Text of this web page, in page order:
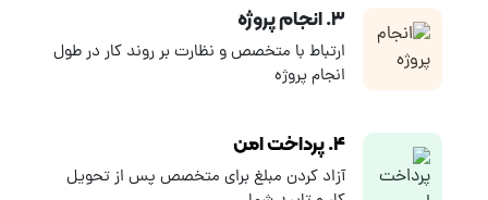
۳. انجام پروژه
ارتباط با متخصص و نظارت بر روند کار در طول
انجام پروژه
۴. پرداخت امن
آزاد کردن مبلغ برای متخصص پس از تحویل